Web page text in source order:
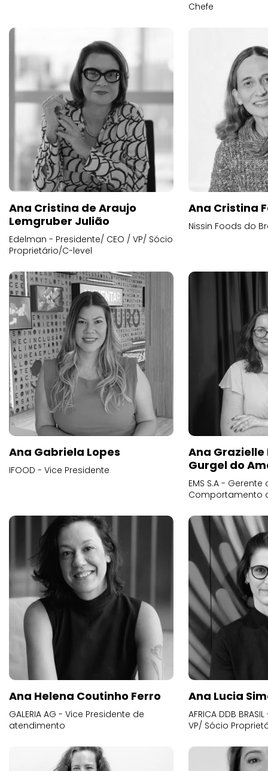
Chefe
Ana Cristina de Araujo
Lemgruber Julião
Edelman - Presidente/ CEO / VP/ Sócio
Proprietário/C-level
Ana Cristina
Nissin Foods do
Ana Gabriela Lopes
IFOOD - Vice Presidente
Ana
Gurgel do
EMS S.A -
Comportamento
Ana Helena Coutinho Ferro
GALERIA AG - Vice Presidente de
atendimento
Ana Lucia
AFRICA DDB
VP/ Sócio